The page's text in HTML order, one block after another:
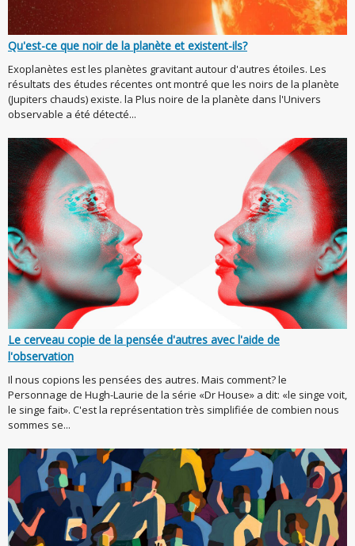
Qu'est-ce que noir de la planète et existent-ils?
Exoplanètes est les planètes gravitant autour d'autres étoiles. Les
résultats des études récentes ont montré que les noirs de la planète
(Jupiters chauds) existe. la Plus noire de la planète dans l'Univers
observable a été détecté...
Le cerveau copie de la pensée d'autres avec l'aide de
l'observation
Il nous copions les pensées des autres. Mais comment? le
Personnage de Hugh-Laurie de la série «Dr House» a dit: «le singe voit,
le singe fait». C'est la représentation très simplifiée de combien nous
sommes se...